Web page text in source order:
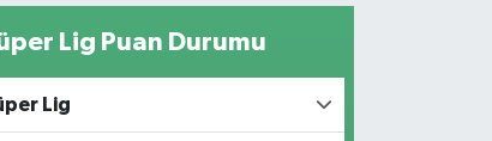
Lig Puan Durumu
Lig